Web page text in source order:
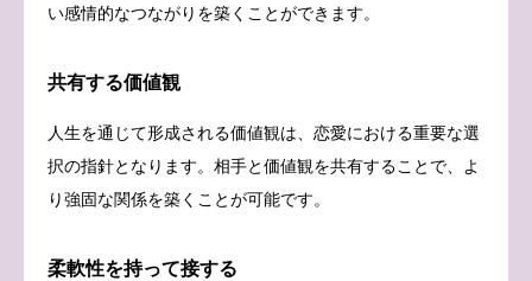
い感情的なつながりを築くことができます。
共有する価値観
人生を通じて形成される価値観は、恋愛における重要な選
択の指針となります。相手と価値観を共有することで、よ
り強固な関係を築くことが可能です。
柔軟性を持って接する